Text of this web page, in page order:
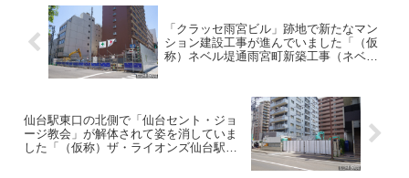
「クラッセ雨宮ビル」跡地で新たなマン
ション建設工事が進んでいました「（仮
称）ネベル堤通雨宮町新築工事（ネベル
仙台駅東口の北側で「仙台セント・ジョ
ージ教会」が解体されて姿を消していま
した「（仮称）ザ・ライオンズ仙台駅東